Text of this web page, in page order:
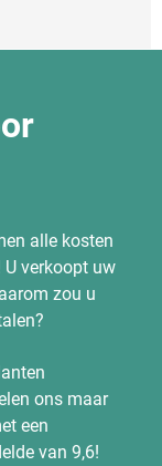
alle kosten
U verkoopt uw
zou u
ons maar
een
van 9,6!